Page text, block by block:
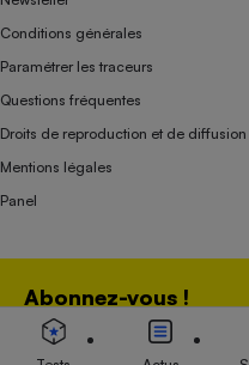
Abonnez-vous !
Bénéficiez d'une
Conditions générales
Paramétrer les traceurs
Questions fréquentes
Droits de reproduction et de diffusion
Mentions légales
Panel
Association indépendante de
distributeurs depuis 1951.